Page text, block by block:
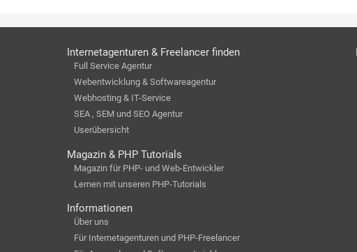
Internetagenturen & Freelancer finden
Full Service Agentur
Webentwicklung & Softwareagentur
Webhosting & IT-Service
SEA , SEM und SEO Agentur
Userübersicht
Magazin & PHP Tutorials
Magazin für PHP- und Web-Entwickler
Lernen mit unseren PHP-Tutorials
Informationen
Über uns
Für Internetagenturen und PHP-Freelancer